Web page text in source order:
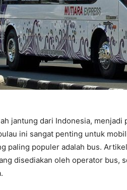
jantung dari Indonesia,
ini sangat penting untuk
paling populer adalah bus.
disediakan oleh operator bus,